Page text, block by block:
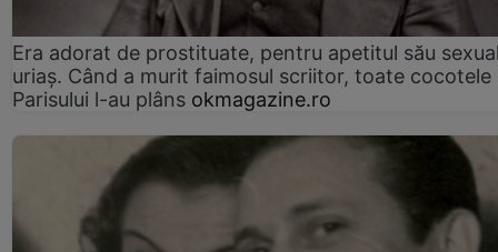
Era adorat de prostituate, pentru apetitul său
uriaș. Când a murit faimosul scriitor, toate cocotele
Parisului l-au plâns okmagazine.ro